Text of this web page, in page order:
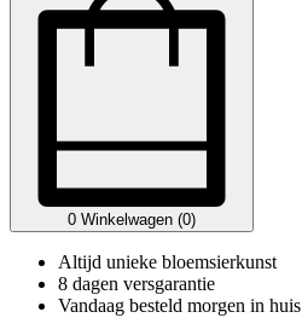
0 Winkelwagen (0)
Altijd unieke bloemsierkunst
8 dagen versgarantie
Vandaag besteld morgen in huis